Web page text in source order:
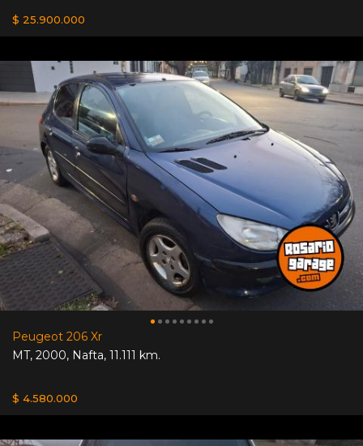
$ 25.900.000
Peugeot 206 Xr
MT, 2000, Nafta, 11.111 km.
$ 4.580.000